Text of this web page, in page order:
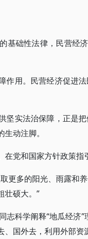
基础性法律，民营经
作用。民营经济促进
坚实法治保障，正是
动注脚。
党和国家方针政策指
更多的阳光、雨露和
壮硕大。”
科学阐释“地瓜经济
国外去，利用外部资